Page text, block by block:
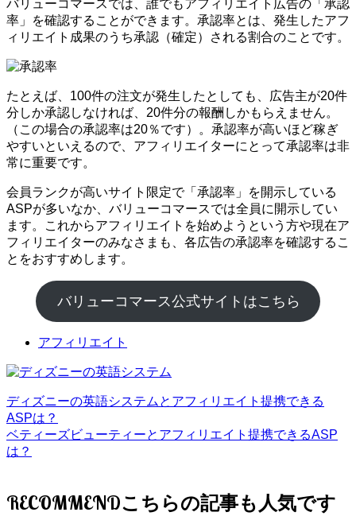
バリューコマースでは、誰でもアフィリエイト広告の「承認
率」を確認することができます。承認率とは、発生したアフ
ィリエイト成果のうち承認（確定）される割合のことです。
たとえば、100件の注文が発生したとしても、広告主が20件
分しか承認しなければ、20件分の報酬しかもらえません。
（この場合の承認率は20％です）。承認率が高いほど稼ぎ
やすいといえるので、アフィリエイターにとって承認率は非
常に重要です。
会員ランクが高いサイト限定で「承認率」を開示している
ASPが多いなか、バリューコマースでは全員に開示してい
ます。これからアフィリエイトを始めようという方や現在ア
フィリエイターのみなさまも、各広告の承認率を確認するこ
とをおすすめします。
バリューコマース公式サイトはこちら
アフィリエイト
ディズニーの英語システムとアフィリエイト提携できる
ASPは？
ベティーズビューティーとアフィリエイト提携できるASP
は？
RECOMMEND